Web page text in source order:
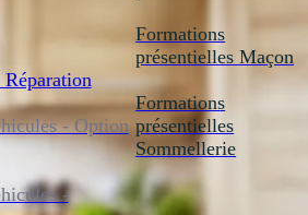
- Option
-
Formations
présentielles Maçon
Formations
présentielles
Sommellerie